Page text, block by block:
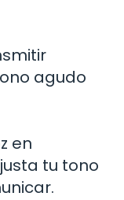
agudo
en
tu tono